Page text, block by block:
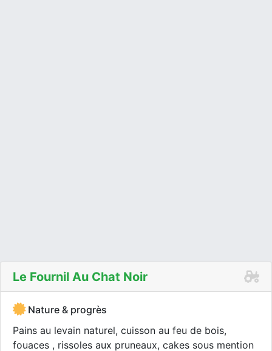
Le Fournil Au Chat Noir
Nature & progrès
Pains au levain naturel, cuisson au feu de bois,
fouaces , rissoles aux pruneaux, cakes sous mention